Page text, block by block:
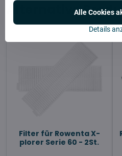
Alternative
Filter für Rowenta X-
plorer Serie 60 - 2St.
Details
Alle Cookies